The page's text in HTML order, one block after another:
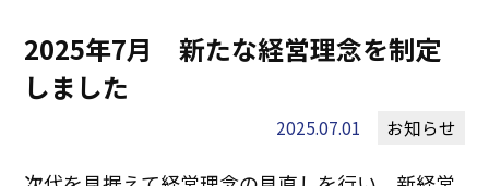
2025年7月 新たな経営理念を制定
しました
2025.07.01 お知らせ